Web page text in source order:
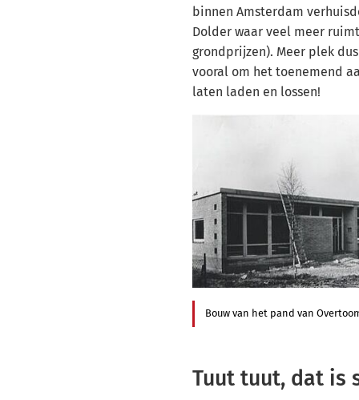
binnen Amsterdam
Dolder waar veel meer
grondprijzen). Meer plek
vooral om het toenemend
laten laden en lossen!
Bouw van het pand van
Tuut tuut, dat is